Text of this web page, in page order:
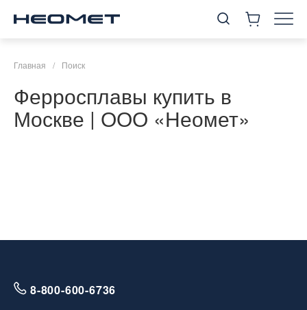
Главная / Поиск
Ферросплавы купить в
Москве | ООО «Неомет»
8-800-600-6736